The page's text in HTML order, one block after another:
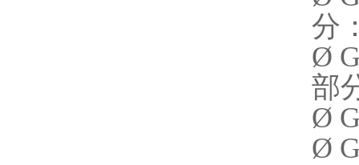
分
Ø
部
Ø
Ø